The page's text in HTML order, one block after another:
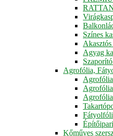
Színes
Agyag
Agrofólia,
Kőműves